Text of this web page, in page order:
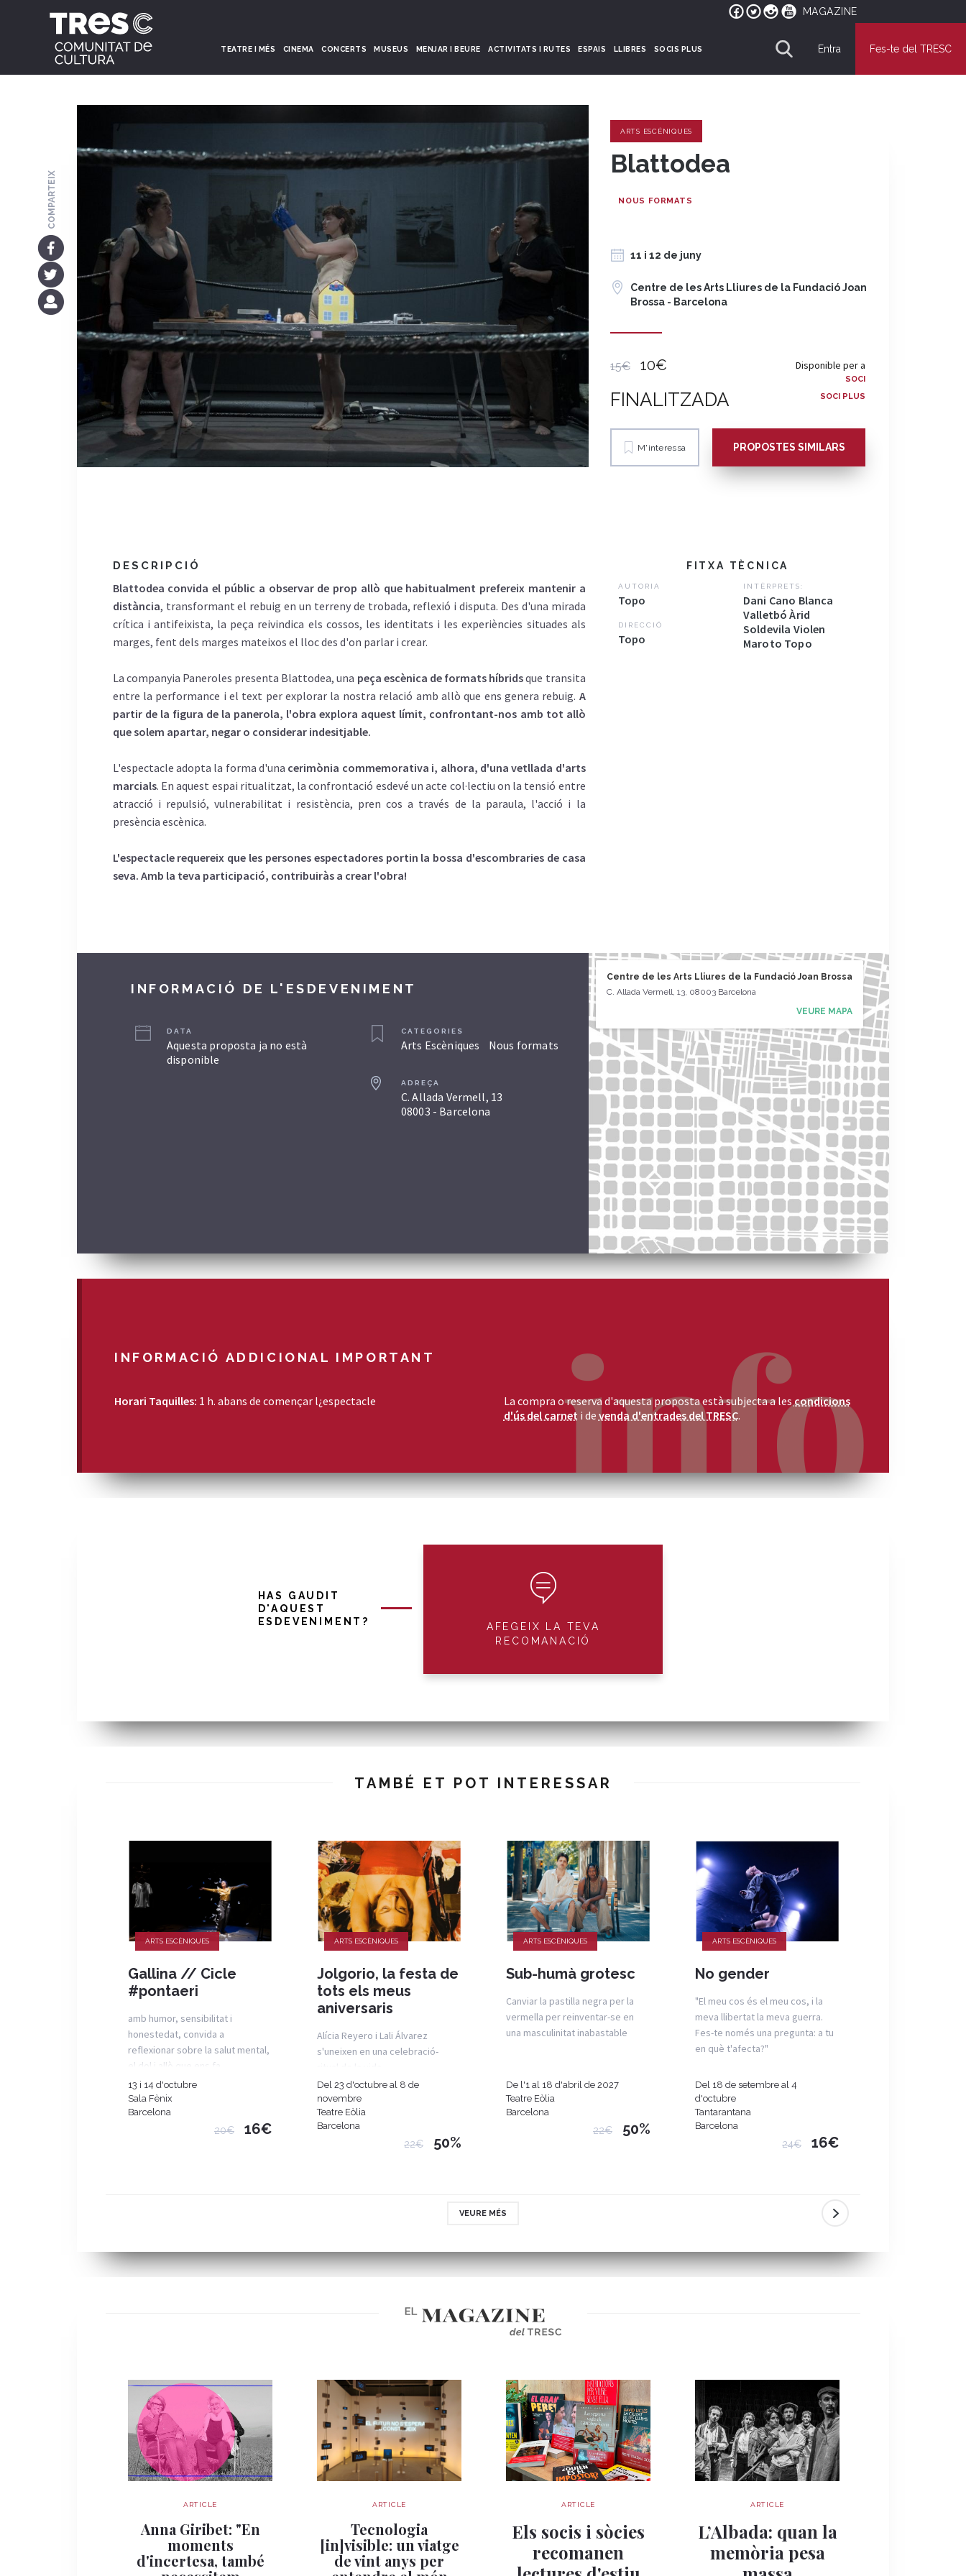
MAGAZINE
TEATRE I MÉS CINEMA CONCERTS MUSEUS MENJAR I BEURE ACTIVITATS I RUTES ESPAIS LLIBRES SOCIS PLUS Entra Fes-te del TRESC
ARTS ESCÈNIQUES
Blattodea
NOUS FORMATS
11 i 12 de juny
Centre de les Arts Lliures de la Fundació Joan
Brossa - Barcelona
15€ 10€
FINALITZADA
Disponible per a
SOCI
SOCI PLUS
M'interessa PROPOSTES SIMILARS
DESCRIPCIÓ
Blattodea convida el públic a observar de prop allò que habitualment prefereix mantenir a
distància, transformant el rebuig en un terreny de trobada, reflexió i disputa. Des d'una mirada
crítica i antifeixista, la peça reivindica els cossos, les identitats i les experiències situades als
marges, fent dels marges mateixos el lloc des d'on parlar i crear.
La companyia Paneroles presenta Blattodea, una peça escènica de formats híbridsque transita
entre la performance i el text per explorar la nostra relació amb allò que ens genera rebuig. A
partir de la figura de la panerola, l'obra explora aquest límit, confrontant-nos amb tot allò
que solem apartar, negar o considerar indesitjable.
L'espectacle adopta la forma d'una cerimònia commemorativa i, alhora, d'una vetllada d'arts
marcials. En aquest espai ritualitzat, la confrontació esdevé un acte col·lectiu on la tensió entre
atracció i repulsió, vulnerabilitat i resistència, pren cos a través de la paraula, l'acció i la
presència escènica.
L'espectacle requereix que les persones espectadores portin la bossa d'escombraries de casa
seva. Amb la teva participació, contribuiràs a crear l'obra!
FITXA TÈCNICA
AUTORIA
Topo
DIRECCIÓ
Topo
INTÈRPRETS:
Dani Cano Blanca
Valletbó Àrid
Soldevila Violen
Maroto Topo
INFORMACIÓ DE L'ESDEVENIMENT
DATA
Aquesta proposta ja no està
disponible
CATEGORIES
Arts Escèniques Nous formats
ADREÇA
C. Allada Vermell, 13
08003 - Barcelona
Centre de les Arts Lliures de la Fundació Joan Brossa
C. Allada Vermell, 13, 08003 Barcelona
VEURE MAPA
INFORMACIÓ ADDICIONAL IMPORTANT
Horari Taquilles: 1 h. abans de començar l¿espectacle La compra o reserva d'aquesta proposta està subjecta a lescondicions
d'ús del carnet i de venda d'entrades del TRESC.
HAS GAUDIT
D'AQUEST
ESDEVENIMENT?
AFEGEIX LA TEVA
RECOMANACIÓ
TAMBÉ ET POT INTERESSAR
ARTS ESCÈNIQUES
Gallina // Cicle
#pontaeri
amb humor, sensibilitat i
honestedat, convida a
reflexionar sobre la salut mental,
el dol i allò que ens fa
profundament humans
13 i 14 d'octubre
Sala Fènix
Barcelona
20€ 16€
ARTS ESCÈNIQUES
Jolgorio, la festa de
tots els meus
aniversaris
Alícia Reyero i Lali Álvarez
s'uneixen en una celebració-
Del 23 d'octubre al 8 de
novembre
Teatre Eòlia
Barcelona
22€ 50%
ARTS ESCÈNIQUES
Sub-humà grotesc
Canviar la pastilla negra per la
vermella per reinventar-se en
una masculinitat inabastable
De l'1 al 18 d'abril de 2027
Teatre Eòlia
Barcelona
22€ 50%
ARTS ESCÈNIQUES
No gender
"El meu cos és el meu cos, i la
meva llibertat la meva guerra.
Fes-te només una pregunta: a tu
en què t'afecta?"
Del 18 de setembre al 4
d'octubre
Tantarantana
Barcelona
24€ 16€
VEURE MÉS
ARTICLE
Anna Giribet: "En
moments
d'incertesa, també
ARTICLE
Tecnologia
[in]visible: un viatge
de vint anys per
ARTICLE
Els socis i sòcies
recomanen
ARTICLE
L’Albada: quan la
memòria pesa
COMPARTEIX